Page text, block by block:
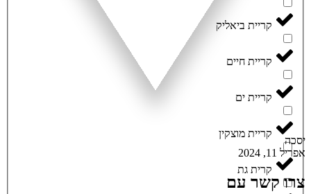
קריית ביאליק
קריית חיים
קריית ים
קריית מוצקין
קרית גת
יסכה
אפריל 11, 2024
צרו קשר עם